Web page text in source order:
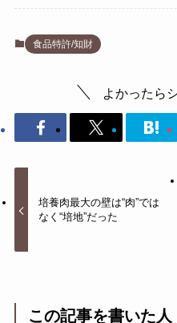
食品特許/知財
よかったら
培養肉最大の壁は“肉”では
なく“培地”だった
この記事を書いた人